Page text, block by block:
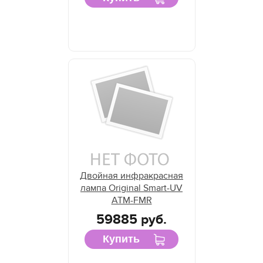
Двойная инфракрасная
лампа Original Smart-UV
ATM-FMR
59885 руб.
Купить